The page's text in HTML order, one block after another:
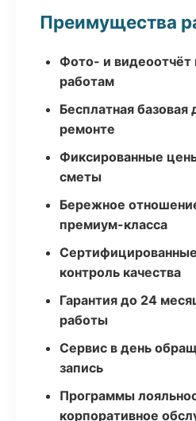
Преимущества
Фото- и
работам
Бесплатная базовая
ремонте
Фиксированные
сметы
Бережное
премиум-класса
контроль качества
Гарантия до 24
работы
Сервис в день
запись
Программы
корпоративное